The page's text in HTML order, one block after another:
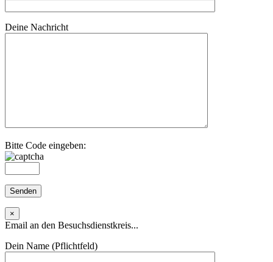
Deine Nachricht
Bitte Code eingeben:
×
Email an den Besuchsdienstkreis...
Dein Name (Pflichtfeld)